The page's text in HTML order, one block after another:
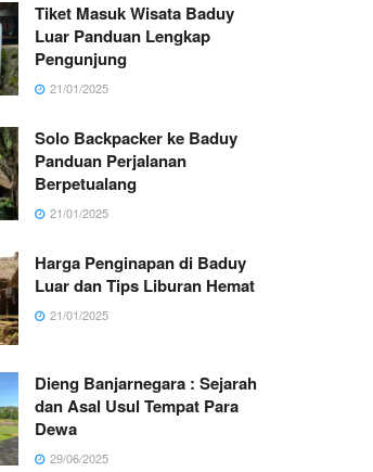
Tiket Masuk Wisata Baduy
Luar Panduan Lengkap
Pengunjung
21/01/2025
Solo Backpacker ke Baduy
Panduan Perjalanan
Berpetualang
21/01/2025
Harga Penginapan di Baduy
Luar dan Tips Liburan Hemat
21/01/2025
Dieng Banjarnegara : Sejarah
dan Asal Usul Tempat Para
Dewa
29/06/2025